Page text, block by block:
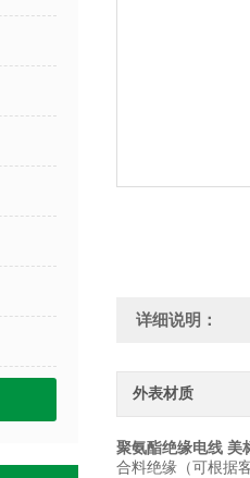
详细说明：
外表材质
聚氨酯绝缘电线 美
合料绝缘（可根据